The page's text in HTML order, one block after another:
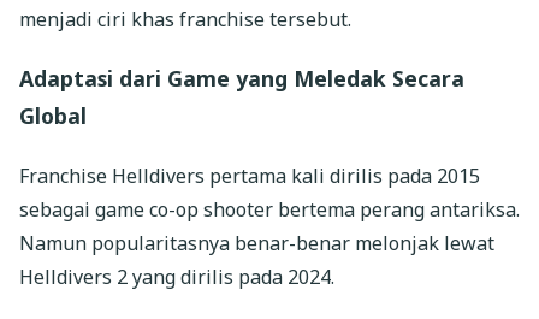
menjadi ciri khas franchise tersebut.
Adaptasi dari Game yang Meledak Secara
Global
Franchise Helldivers pertama kali dirilis pada 2015
sebagai game co-op shooter bertema perang antariksa.
Namun popularitasnya benar-benar melonjak lewat
Helldivers 2 yang dirilis pada 2024.